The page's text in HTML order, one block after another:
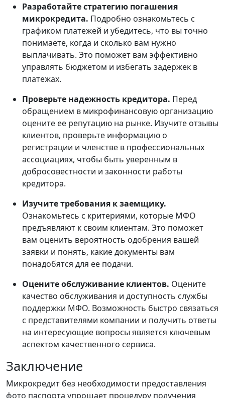
Разработайте стратегию погашения
микрокредита. Подробно ознакомьтесь с
графиком платежей и убедитесь, что вы точно
понимаете, когда и сколько вам нужно
выплачивать. Это поможет вам эффективно
управлять бюджетом и избегать задержек в
платежах.
Проверьте надежность кредитора. Перед
обращением в микрофинансовую организацию
оцените ее репутацию на рынке. Изучите отзывы
клиентов, проверьте информацию о
регистрации и членстве в профессиональных
ассоциациях, чтобы быть уверенным в
добросовестности и законности работы
кредитора.
Изучите требования к заемщику.
Ознакомьтесь с критериями, которые МФО
предъявляют к своим клиентам. Это поможет
вам оценить вероятность одобрения вашей
заявки и понять, какие документы вам
понадобятся для ее подачи.
Оцените обслуживание клиентов. Оцените
качество обслуживания и доступность службы
поддержки МФО. Возможность быстро связаться
с представителями компании и получить ответы
на интересующие вопросы является ключевым
аспектом качественного сервиса.
Заключение
Микрокредит без необходимости предоставления
фото паспорта упрощает процедуру получения